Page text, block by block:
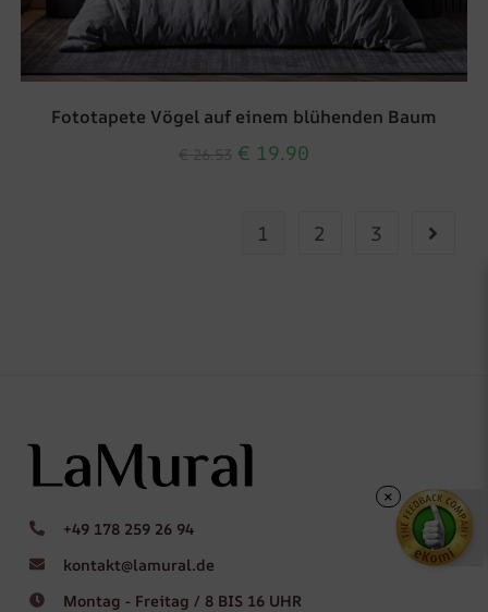
Fototapete Vögel auf einem blühenden Baum
€ 19.90
1 2 3
+49 178 259 26 94
kontakt@lamural.de
Montag - Freitag / 8 BIS 16 UHR
×